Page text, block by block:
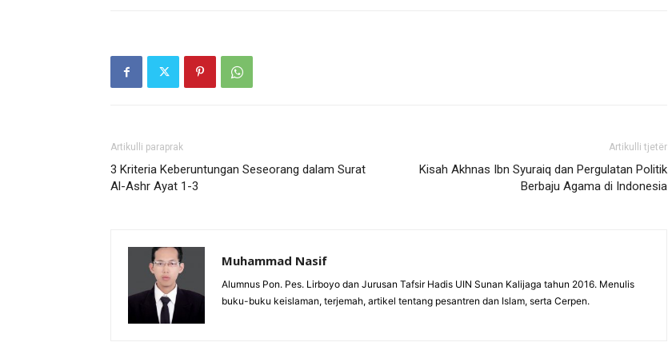
Artikulli paraprak
3 Kriteria Keberuntungan Seseorang dalam Surat
Al-Ashr Ayat 1-3
Artikulli tjetër
Kisah Akhnas Ibn Syuraiq dan Pergulatan Politik
Berbaju Agama di Indonesia
Muhammad Nasif
Alumnus Pon. Pes. Lirboyo dan Jurusan Tafsir Hadis UIN Sunan Kalijaga tahun 2016. Menulis
buku-buku keislaman, terjemah, artikel tentang pesantren dan Islam, serta Cerpen.